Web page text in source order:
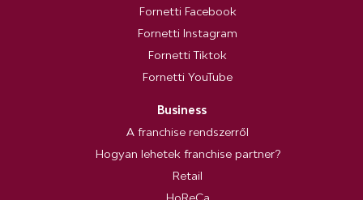
Fornetti Facebook
Fornetti Instagram
Fornetti Tiktok
Fornetti YouTube
Business
A franchise rendszerről
Hogyan lehetek franchise partner?
Retail